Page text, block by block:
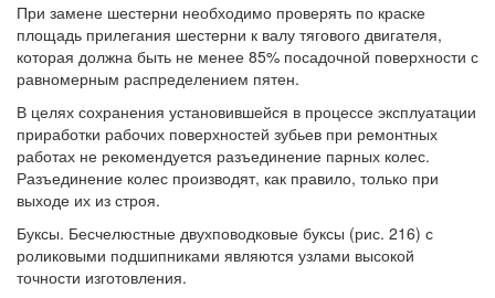
При замене шестерни необходимо проверять по краске
площадь прилегания шестерни к валу тягового двигателя,
которая должна быть не менее 85% посадочной поверхности с
равномерным распределением пятен.
В целях сохранения установившейся в процессе эксплуатации
приработки рабочих поверхностей зубьев при ремонтных
работах не рекомендуется разъединение парных колес.
Разъединение колес производят, как правило, только при
выходе их из строя.
Буксы. Бесчелюстные двухповодковые буксы (рис. 216) с
роликовыми подшипниками являются узлами высокой
точности изготовления.